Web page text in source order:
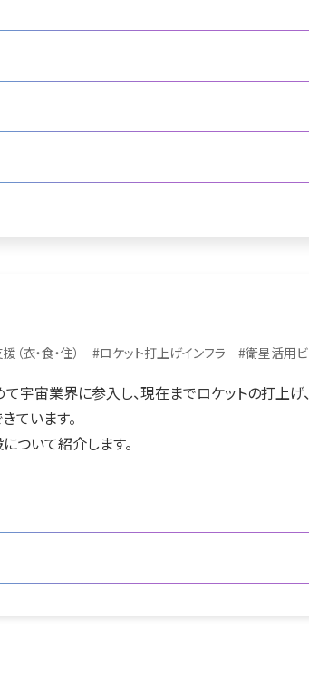
衣・食・住） #ロケット打上げインフラ #衛星活用
宙業界に参入し、現在までロケットの打上げ
ています。
ついて紹介します。